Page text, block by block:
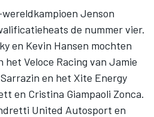
Jenson
de nummer vier.
en Kevin Hansen mochten
Veloce Racing van Jamie
en het Xite Energy
en Cristina Giampaoli Zonca.
United Autosport en